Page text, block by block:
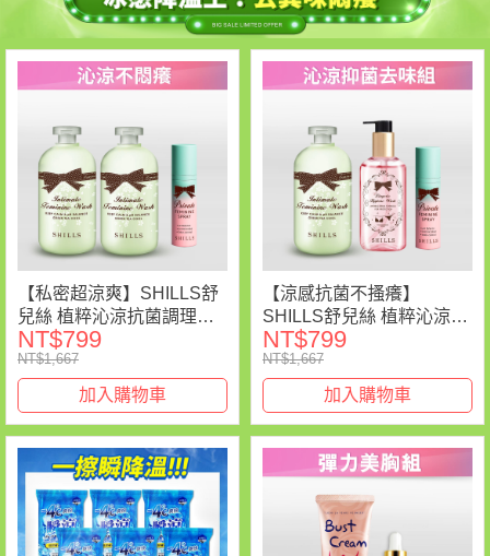
【私密超涼爽】SHILLS舒
兒絲 植粹沁涼抗菌調理潔
淨露*2+私密清新沁涼抗菌
噴霧*1
NT$799
NT$1,667
加入購物車
【涼感抗菌不搔癢】
SHILLS舒兒絲 植粹沁涼抗
菌調理潔淨露*1+私密清新
沁涼抗菌噴霧*1+私密衣物
抗菌手洗精*1
NT$799
NT$1,667
加入購物車